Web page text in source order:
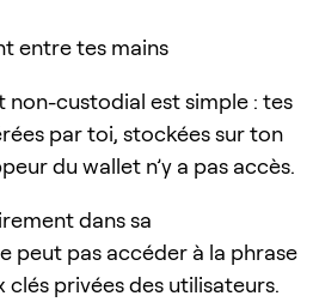
entre tes mains
non-custodial est simple : tes
par toi, stockées sur ton
du wallet n’y a pas accès.
dans sa
peut pas accéder à la phrase
privées des utilisateurs.